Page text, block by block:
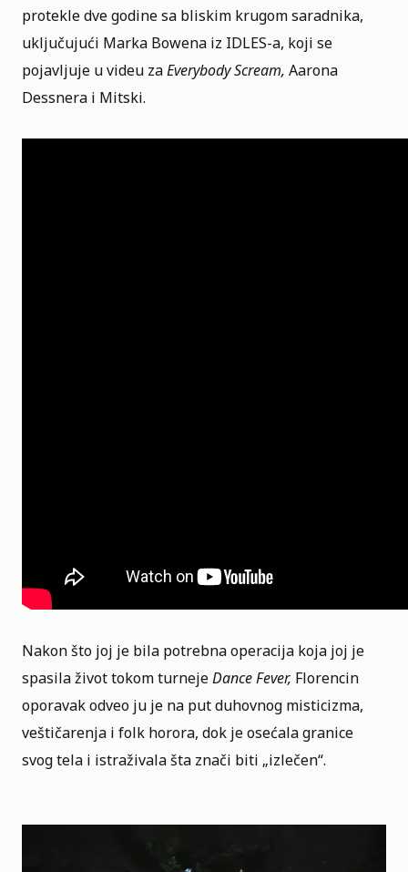
protekle dve godine sa bliskim krugom saradnika,
uključujući Marka Bowena iz IDLES-a, koji se
pojavljuje u videu zaEverybody Scream, Aarona
Dessnera i Mitski.
Nakon što joj je bila potrebna operacija koja joj je
spasila život tokom turnejeDance Fever, Florencin
oporavak odveo ju je na put duhovnog misticizma,
veštičarenja i folk horora, dok je osećala granice
svog tela i istraživala šta znači biti „izlečen“.